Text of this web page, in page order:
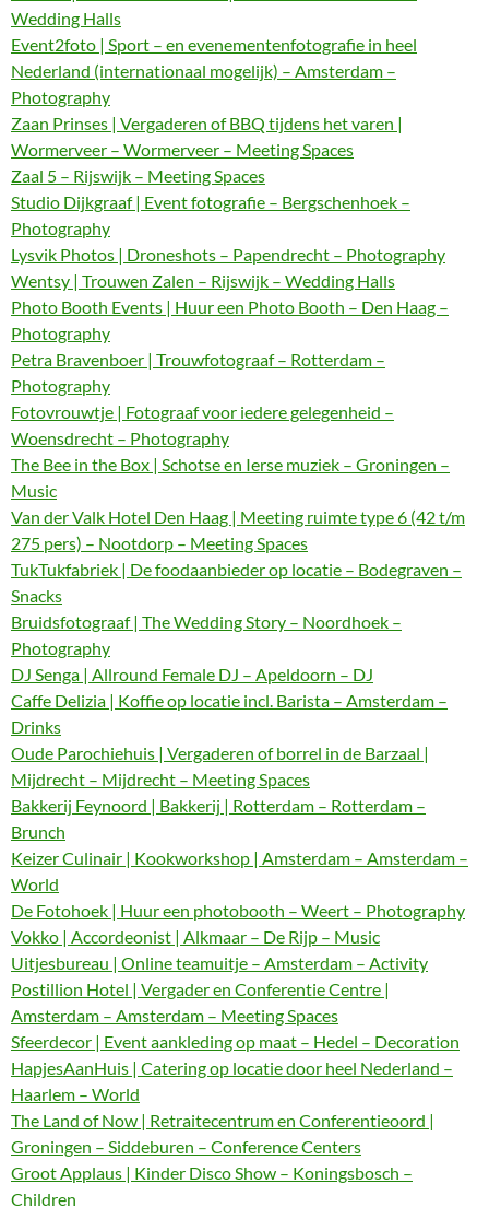
Wedding Halls
Event2foto | Sport – en evenementenfotografie in heel
Nederland (internationaal mogelijk) – Amsterdam –
Photography
Zaan Prinses | Vergaderen of BBQ tijdens het varen |
Wormerveer – Wormerveer – Meeting Spaces
Zaal 5 – Rijswijk – Meeting Spaces
Studio Dijkgraaf | Event fotografie – Bergschenhoek –
Photography
Lysvik Photos | Droneshots – Papendrecht – Photography
Wentsy | Trouwen Zalen – Rijswijk – Wedding Halls
Photo Booth Events | Huur een Photo Booth – Den Haag –
Photography
Petra Bravenboer | Trouwfotograaf – Rotterdam –
Photography
Fotovrouwtje | Fotograaf voor iedere gelegenheid –
Woensdrecht – Photography
The Bee in the Box | Schotse en Ierse muziek – Groningen –
Music
Van der Valk Hotel Den Haag | Meeting ruimte type 6 (42 t/m
275 pers) – Nootdorp – Meeting Spaces
TukTukfabriek | De foodaanbieder op locatie – Bodegraven –
Snacks
Bruidsfotograaf | The Wedding Story – Noordhoek –
Photography
DJ Senga | Allround Female DJ – Apeldoorn – DJ
Caffe Delizia | Koffie op locatie incl. Barista – Amsterdam –
Drinks
Oude Parochiehuis | Vergaderen of borrel in de Barzaal |
Mijdrecht – Mijdrecht – Meeting Spaces
Bakkerij Feynoord | Bakkerij | Rotterdam – Rotterdam –
Brunch
Keizer Culinair | Kookworkshop | Amsterdam – Amsterdam –
World
De Fotohoek | Huur een photobooth – Weert – Photography
Vokko | Accordeonist | Alkmaar – De Rijp – Music
Uitjesbureau | Online teamuitje – Amsterdam – Activity
Postillion Hotel | Vergader en Conferentie Centre |
Amsterdam – Amsterdam – Meeting Spaces
Sfeerdecor | Event aankleding op maat – Hedel – Decoration
HapjesAanHuis | Catering op locatie door heel Nederland –
Haarlem – World
The Land of Now | Retraitecentrum en Conferentieoord |
Groningen – Siddeburen – Conference Centers
Groot Applaus | Kinder Disco Show – Koningsbosch –
Children